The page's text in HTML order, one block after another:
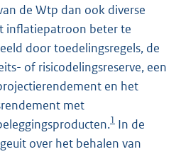
de Wtp dan ook diverse
inflatiepatroon beter te
door toedelingsregels, de
of risicodelingsreserve, een
en het
met
1 In de
over het behalen van